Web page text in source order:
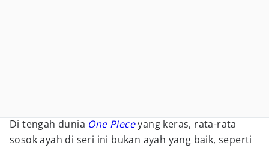
Di tengah dunia One Pieceyang keras, rata-rata
sosok ayah di seri ini bukan ayah yang baik, seperti